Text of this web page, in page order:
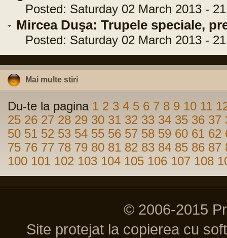
Posted: Saturday 02 March 2013 -
Mircea Duşa: Trupele speciale,
Posted: Saturday 02 March 2013 -
Mai multe stiri
Du-te la pagina 1 2 3 4 5 6 7 8 9 10 11
25 26 27 28 29 30 31 32 33 34 35 36 37
50 51 52 53 54 55 56 57 58 59 60 61 62
75 76 77 78 79 80 81 82 83 84 85 86 87
100 101 102 103 104 105 106 107 108
© 2006-2015
Site protejat la copierea cu